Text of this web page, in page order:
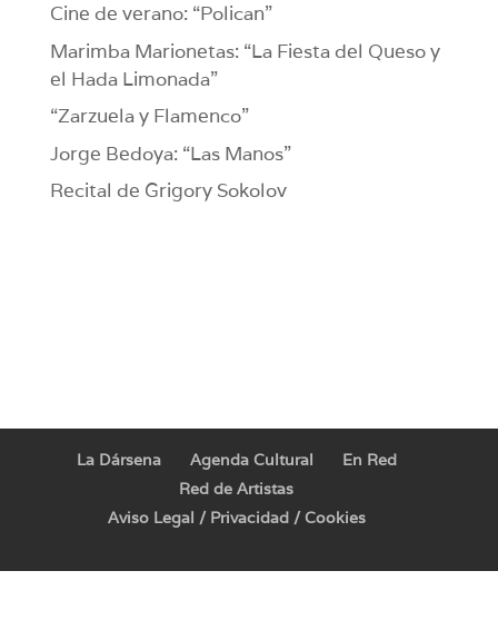
Cine de verano: “Polican”
Marimba Marionetas: “La Fiesta del Queso y
el Hada Limonada”
“Zarzuela y Flamenco”
Jorge Bedoya: “Las Manos”
Recital de Grigory Sokolov
La Dársena Agenda Cultural
En Red
Red de Artistas
Aviso Legal / Privacidad / Cookies